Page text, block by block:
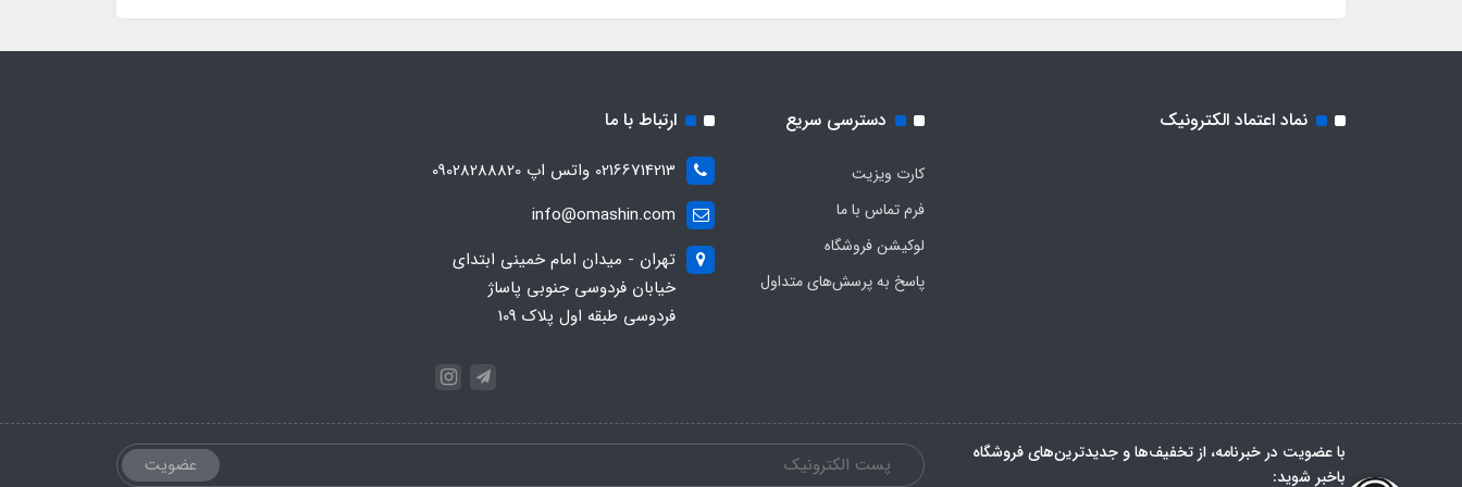
نماد اعتماد الکترونیک دسترسی سریع
کارت ویزیت
فرم تماس با ما
لوکیشن فروشگاه
پاسخ به پرسش‌های متداول
ارتباط با ما
02166714213 واتس اپ 09028288820
info@omashin.com
تهران - میدان امام خمینی ابتدای
خیابان فردوسی جنوبی پاساژ
فردوسی طبقه اول پلاک 109
با عضویت در خبرنامه، از تخفیف‌ها و جدیدترین‌های فروشگاه
باخبر شوید:
عضویت